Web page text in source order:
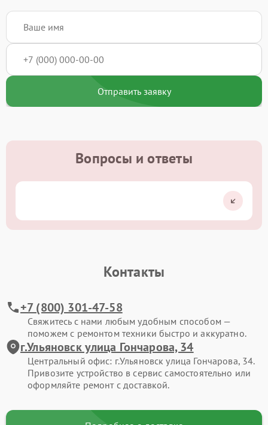
Отправить заявку
Вопросы и ответы
Контакты
+7 (800) 301-47-58
Свяжитесь с нами любым удобным способом —
поможем с ремонтом техники быстро и аккуратно.
г.Ульяновск улица Гончарова, 34
Центральный офис: г.Ульяновск улица Гончарова, 34.
Привозите устройство в сервис самостоятельно или
оформляйте ремонт с доставкой.